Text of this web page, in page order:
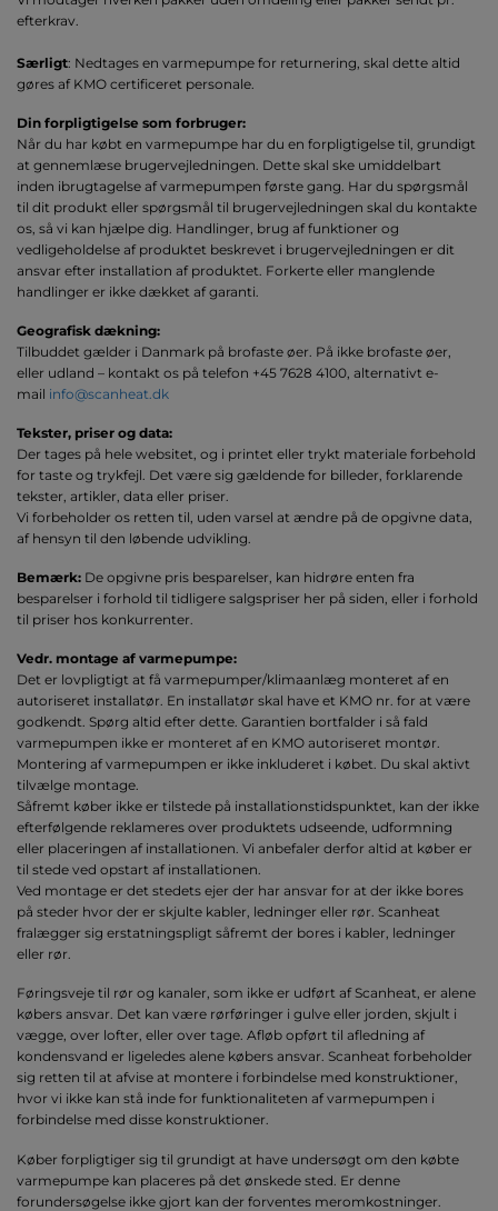
efterkrav.
Særligt: Nedtages en varmepumpe for returnering, skal dette altid
gøres af KMO certificeret personale.
Din forpligtigelse som forbruger:
Når du har købt en varmepumpe har du en forpligtigelse til, grundigt
at gennemlæse brugervejledningen. Dette skal ske umiddelbart
inden ibrugtagelse af varmepumpen første gang. Har du spørgsmål
til dit produkt eller spørgsmål til brugervejledningen skal du kontakte
os, så vi kan hjælpe dig. Handlinger, brug af funktioner og
vedligeholdelse af produktet beskrevet i brugervejledningen er dit
ansvar efter installation af produktet. Forkerte eller manglende
handlinger er ikke dækket af garanti.
Geografisk dækning:
Tilbuddet gælder i Danmark på brofaste øer. På ikke brofaste øer,
eller udland – kontakt os på telefon +45 7628 4100, alternativt e-
mail info@scanheat.dk
Tekster, priser og data:
Der tages på hele websitet, og i printet eller trykt materiale forbehold
for taste og trykfejl. Det være sig gældende for billeder, forklarende
tekster, artikler, data eller priser.
Vi forbeholder os retten til, uden varsel at ændre på de opgivne data,
af hensyn til den løbende udvikling.
Bemærk: De opgivne pris besparelser, kan hidrøre enten fra
besparelser i forhold til tidligere salgspriser her på siden, eller i forhold
til priser hos konkurrenter.
Vedr. montage af varmepumpe:
Det er lovpligtigt at få varmepumper/klimaanlæg monteret af en
autoriseret installatør. En installatør skal have et KMO nr. for at være
godkendt. Spørg altid efter dette. Garantien bortfalder i så fald
varmepumpen ikke er monteret af en KMO autoriseret montør.
Montering af varmepumpen er ikke inkluderet i købet. Du skal aktivt
tilvælge montage.
Såfremt køber ikke er tilstede på installationstidspunktet, kan der ikke
efterfølgende reklameres over produktets udseende, udformning
eller placeringen af installationen. Vi anbefaler derfor altid at køber er
til stede ved opstart af installationen.
Ved montage er det stedets ejer der har ansvar for at der ikke bores
på steder hvor der er skjulte kabler, ledninger eller rør. Scanheat
fralægger sig erstatningspligt såfremt der bores i kabler, ledninger
eller rør.
Føringsveje til rør og kanaler, som ikke er udført af Scanheat, er alene
købers ansvar. Det kan være rørføringer i gulve eller jorden, skjult i
vægge, over lofter, eller over tage. Afløb opført til afledning af
kondensvand er ligeledes alene købers ansvar. Scanheat forbeholder
sig retten til at afvise at montere i forbindelse med konstruktioner,
hvor vi ikke kan stå inde for funktionaliteten af varmepumpen i
forbindelse med disse konstruktioner.
Køber forpligtiger sig til grundigt at have undersøgt om den købte
varmepumpe kan placeres på det ønskede sted. Er denne
forundersøgelse ikke gjort kan der forventes meromkostninger.